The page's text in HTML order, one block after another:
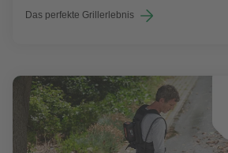
Das perfekte Grillerlebnis